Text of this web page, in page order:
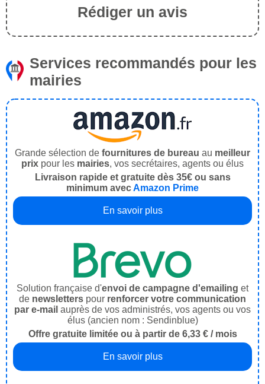
Rédiger un avis
Services recommandés pour les
mairies
Grande sélection de fournitures de bureau au meilleur
prix pour les mairies, vos secrétaires, agents ou élus
Livraison rapide et gratuite dès 35€ ou sans
minimum avecAmazon Prime
En savoir plus
Solution française d'envoi de campagne d'emailing et
de newsletters pour renforcer votre communication
par e-mail auprès de vos administrés, vos agents ou vos
élus (ancien nom : Sendinblue)
Offre gratuite limitée ou à partir de 6,33 € / mois
En savoir plus